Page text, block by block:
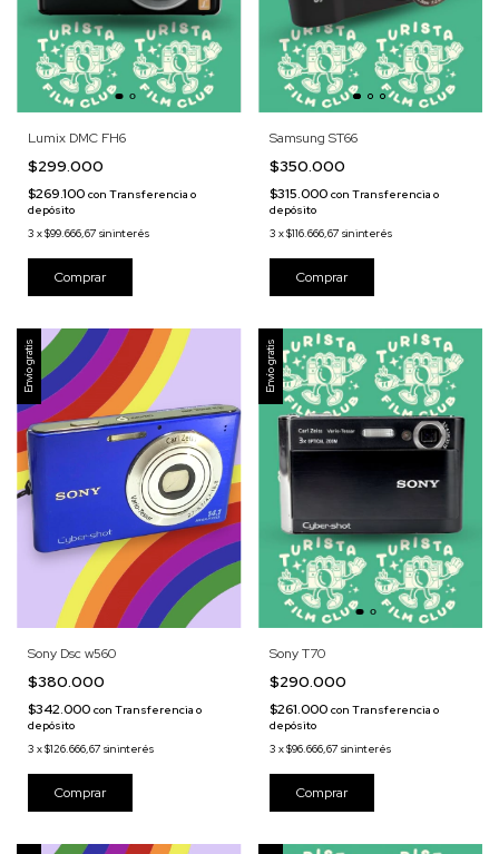
Lumix DMC FH6
$299.000
$269.100 con Transferencia o
depósito
3 x$99.666,67 sin interés
Samsung ST66
$350.000
$315.000 con Transferencia o
depósito
3 x$116.666,67 sin interés
Envío gratis
Sony Dsc w560
$380.000
$342.000 con Transferencia o
depósito
3 x$126.666,67 sin interés
Envío gratis
Sony T70
$290.000
$261.000 con Transferencia o
depósito
3 x$96.666,67 sin interés